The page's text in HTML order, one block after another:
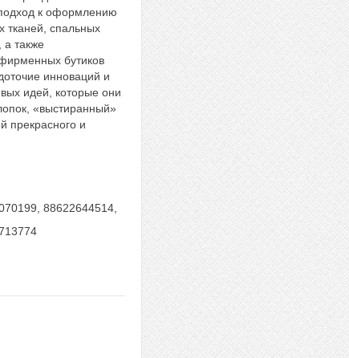
к оформлению
тканей, спальных
также
бутиков
инноваций и
идей, которые они
«выстиранный»
прекрасного и
88622644514,